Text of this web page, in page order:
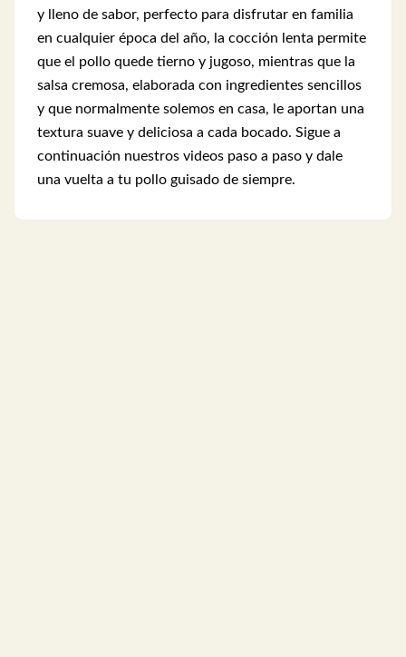
y lleno de sabor, perfecto para disfrutar en familia
en cualquier época del año, la cocción lenta permite
que el pollo quede tierno y jugoso, mientras que la
salsa cremosa, elaborada con ingredientes sencillos
y que normalmente solemos en casa, le aportan una
textura suave y deliciosa a cada bocado. Sigue a
continuación nuestros videos paso a paso y dale
una vuelta a tu pollo guisado de siempre.